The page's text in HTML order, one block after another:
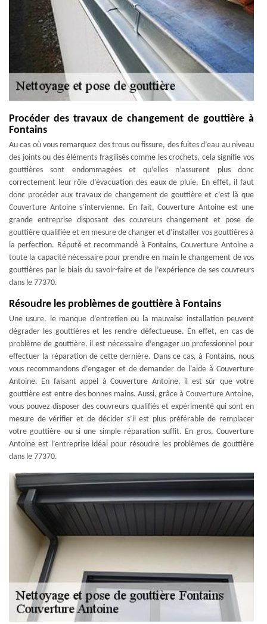
Procéder des travaux de changement de gouttière à
Fontains
Au cas où vous remarquez des trous ou fissure, des fuites d’eau au niveau
des joints ou des éléments fragilisés comme les crochets, cela signifie vos
gouttières sont endommagées et qu’elles n’assurent plus donc
correctement leur rôle d’évacuation des eaux de pluie. En effet, il faut
donc procéder aux travaux de changement de gouttière et c’est là que
Couverture Antoine s’intervienne. En fait, Couverture Antoine est une
grande entreprise disposant des couvreurs changement et pose de
gouttière qualifiée et en mesure de changer et d’installer vos gouttières à
la perfection. Réputé et recommandé à Fontains, Couverture Antoine a
toute la capacité nécessaire pour prendre en main le changement de vos
gouttières par le biais du savoir-faire et de l’expérience de ses couvreurs
dans le 77370.
Résoudre les problèmes de gouttière à Fontains
Une usure, le manque d’entretien ou la mauvaise installation peuvent
dégrader les gouttières et les rendre défectueuse. En effet, en cas de
problème de gouttière, il est nécessaire d’engager un professionnel pour
effectuer la réparation de cette dernière. Dans ce cas, à Fontains, nous
vous recommandons d’engager et de demander de l’aide à Couverture
Antoine. En faisant appel à Couverture Antoine, il est sûr que votre
gouttière est entre des bonnes mains. Aussi, grâce à Couverture Antoine,
vous pouvez disposer des couvreurs qualifiés et expérimenté qui sont en
mesure de vérifier et de décider s’il est plus préférable de remplacer
votre gouttière ou si une simple réparation suffit. En gros, Couverture
Antoine est l’entreprise idéal pour résoudre les problèmes de gouttière
dans le 77370.